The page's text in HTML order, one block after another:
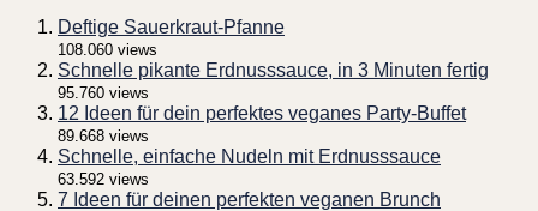
Deftige Sauerkraut-Pfanne
108.060 views
Schnelle pikante Erdnusssauce, in 3 Minuten fertig
95.760 views
12 Ideen für dein perfektes veganes Party-Buffet
89.668 views
Schnelle, einfache Nudeln mit Erdnusssauce
63.592 views
7 Ideen für deinen perfekten veganen Brunch